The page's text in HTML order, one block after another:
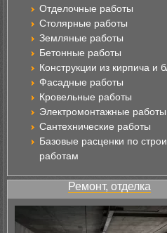
Отделочные работы
Столярные работы
Земляные работы
Бетонные работы
Конструкции из кирпича и
Фасадные работы
Кровельные работы
Электромонтажные работы
Сантехнические работы
Базовые расценки по
работам
Ремонт, отделка